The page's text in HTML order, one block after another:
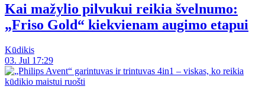
Kai mažylio pilvukui reikia švelnumo:
„Friso Gold“ kiekvienam augimo etapui
Kūdikis
03. Jul 17:29